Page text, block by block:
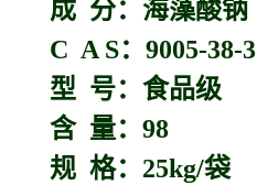
成 分：海藻酸钠
C A S：9005-38-3
型 号：食品级
含 量：98
规 格：25kg/袋